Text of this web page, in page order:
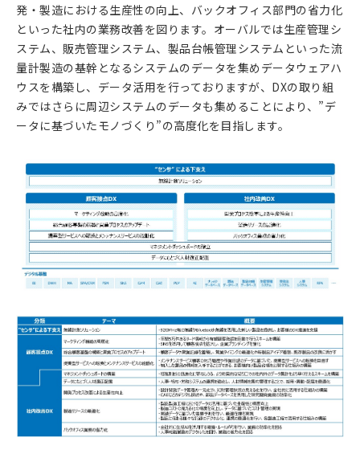
発・製造における生産性の向上、バックオフィス部門の省力化
といった社内の業務改善を図ります。オーバルでは生産管理シ
ステム、販売管理システム、製品台帳管理システムといった流
量計製造の基幹となるシステムのデータを集めデータウェアハ
ウスを構築し、データ活用を行っておりますが、DXの取り組
みではさらに周辺システムのデータも集めることにより、”デ
ータに基づいたモノづくり”の高度化を目指します。